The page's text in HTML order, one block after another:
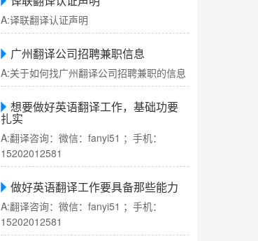
A:译联翻译认证声明
广州翻译公司招聘兼职信息
A:关于如何找广州翻译公司招聘兼职的信息
想要做好英语翻译工作，基础功要
扎实
A:翻译咨询：微信：fanyi51 ；手机：
15202012581
做好英语翻译工作要具备那些能力
A:翻译咨询：微信：fanyi51 ；手机：
15202012581